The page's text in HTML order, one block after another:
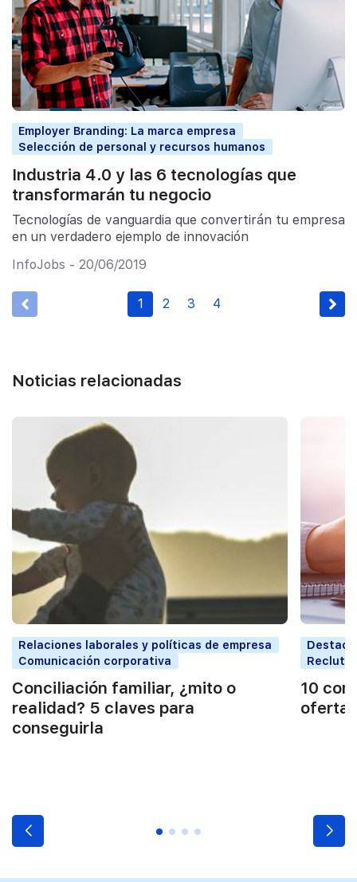
Employer Branding: La marca empresa
Selección de personal y recursos humanos
Industria 4.0 y las 6 tecnologías que
transformarán tu negocio
Tecnologías de vanguardia que convertirán tu empresa
en un verdadero ejemplo de innovación
InfoJobs - 20/06/2019
1 2 3 4
Noticias relacionadas
Relaciones laborales y políticas de empresa
Comunicación corporativa
Conciliación familiar, ¿mito o
realidad? 5 claves para
conseguirla
10
oferta